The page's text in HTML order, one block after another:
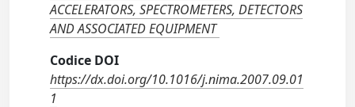
ACCELERATORS, SPECTROMETERS, DETECTORS
AND ASSOCIATED EQUIPMENT
Codice DOI
https://dx.doi.org/10.1016/j.nima.2007.09.01
1